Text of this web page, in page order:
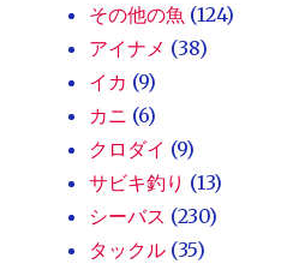
その他の魚 (124)
アイナメ (38)
イカ (9)
カニ (6)
クロダイ (9)
サビキ釣り (13)
シーバス (230)
タックル (35)